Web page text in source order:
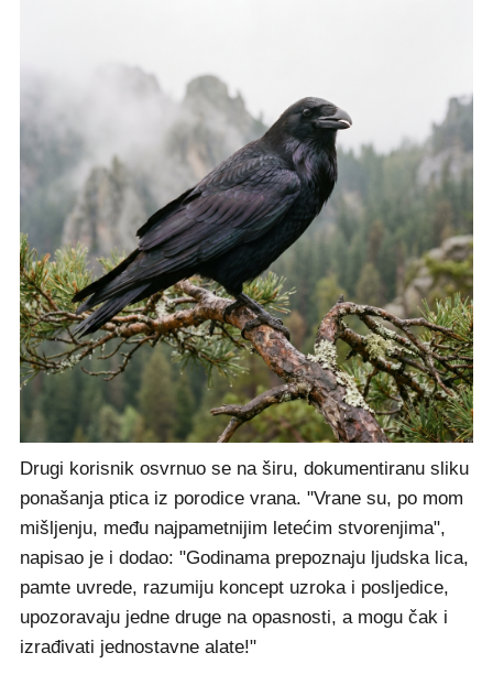
Drugi korisnik osvrnuo se na širu, dokumentiranu sliku
ponašanja ptica iz porodice vrana. "Vrane su, po mom
mišljenju, među najpametnijim letećim stvorenjima",
napisao je i dodao: "Godinama prepoznaju ljudska lica,
pamte uvrede, razumiju koncept uzroka i posljedice,
upozoravaju jedne druge na opasnosti, a mogu čak i
izrađivati jednostavne alate!"